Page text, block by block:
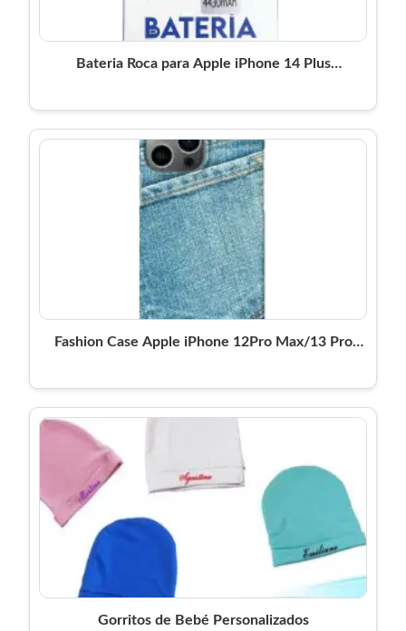
Bateria Roca para Apple iPhone 14 Plus
Fashion Case Apple iPhone 12Pro Max/13 Pro
Gorritos de Bebé Personalizados